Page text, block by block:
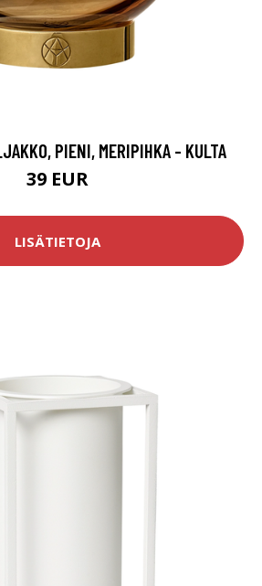
PIENI, MERIPIHKA - KULTA
39 EUR
LISÄTIETOJA